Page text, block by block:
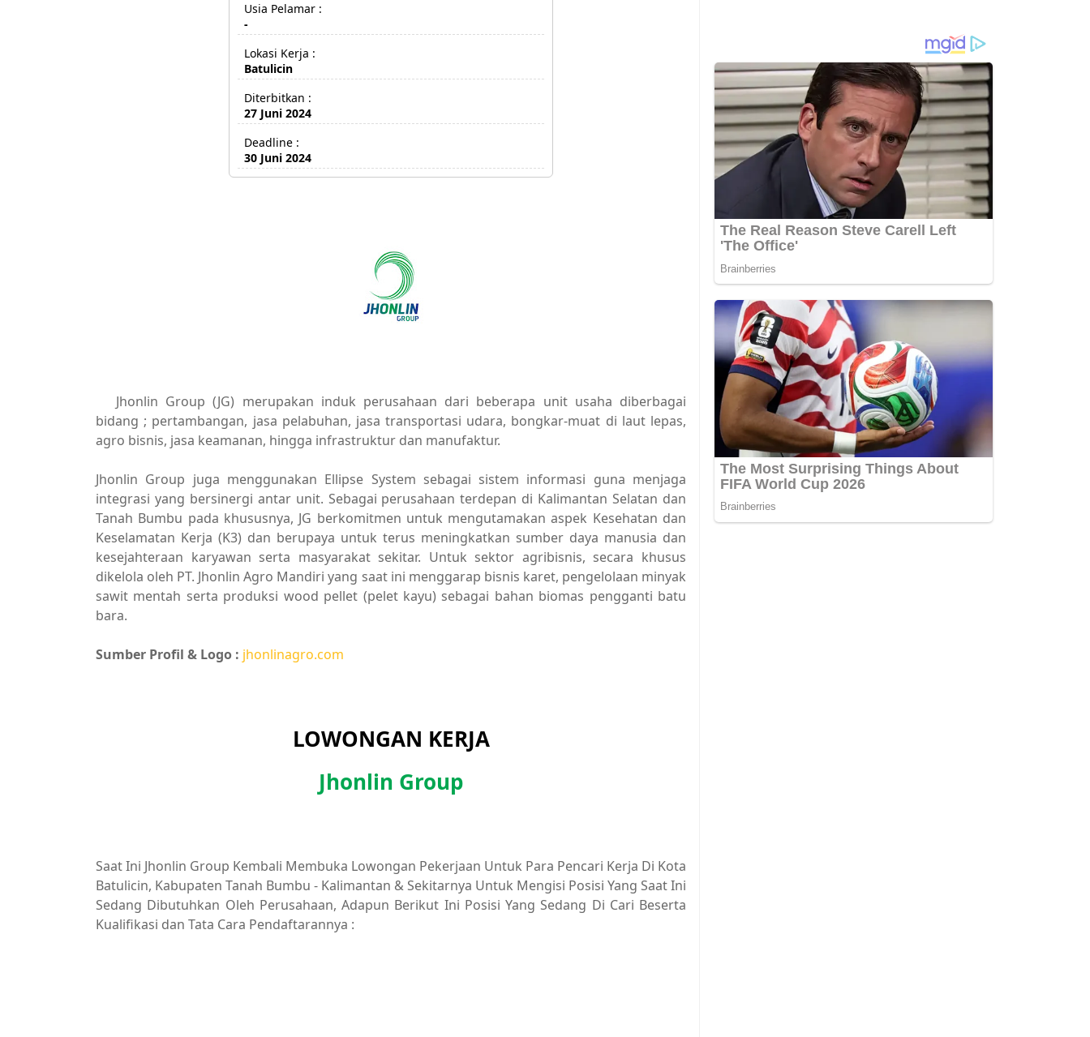
Usia Pelamar :
-
Lokasi Kerja :
Batulicin
Diterbitkan :
27 Juni 2024
Deadline :
30 Juni 2024
Jhonlin Group (JG) merupakan induk perusahaan dari beberapa unit usaha diberbagai
bidang ; pertambangan, jasa pelabuhan, jasa transportasi udara, bongkar-muat di laut lepas,
agro bisnis, jasa keamanan, hingga infrastruktur dan manufaktur.
Jhonlin Group juga menggunakan Ellipse System sebagai sistem informasi guna menjaga
integrasi yang bersinergi antar unit. Sebagai perusahaan terdepan di Kalimantan Selatan dan
Tanah Bumbu pada khususnya, JG berkomitmen untuk mengutamakan aspek Kesehatan dan
Keselamatan Kerja (K3) dan berupaya untuk terus meningkatkan sumber daya manusia dan
kesejahteraan karyawan serta masyarakat sekitar. Untuk sektor agribisnis, secara khusus
dikelola oleh PT. Jhonlin Agro Mandiri yang saat ini menggarap bisnis karet, pengelolaan minyak
sawit mentah serta produksi wood pellet (pelet kayu) sebagai bahan biomas pengganti batu
bara.
Sumber Profil & Logo : jhonlinagro.com
LOWONGAN KERJA
Jhonlin Group
Saat Ini Jhonlin Group Kembali Membuka Lowongan Pekerjaan Untuk Para Pencari Kerja Di Kota
Batulicin, Kabupaten Tanah Bumbu - Kalimantan & Sekitarnya Untuk Mengisi Posisi Yang Saat Ini
Sedang Dibutuhkan Oleh Perusahaan, Adapun Berikut Ini Posisi Yang Sedang Di Cari Beserta
Kualifikasi dan Tata Cara Pendaftarannya :